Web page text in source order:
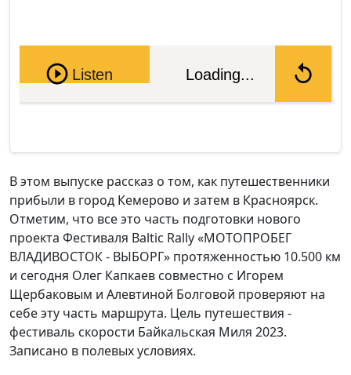
Pause
Listen Loading...
В этом выпуске рассказ о том, как путешественники
прибыли в город Кемерово и затем в Красноярск.
Отметим, что все это часть подготовки нового
проекта Фестиваля Baltic Rally «МОТОПРОБЕГ
ВЛАДИВОСТОК - ВЫБОРГ» протяженностью 10.500 км
и сегодня Олег Капкаев совместно с Игорем
Щербаковым и Алевтиной Болговой проверяют на
себе эту часть маршрута. Цель путешествия -
фестиваль скорости Байкальская Миля 2023.
Записано в полевых условиях.